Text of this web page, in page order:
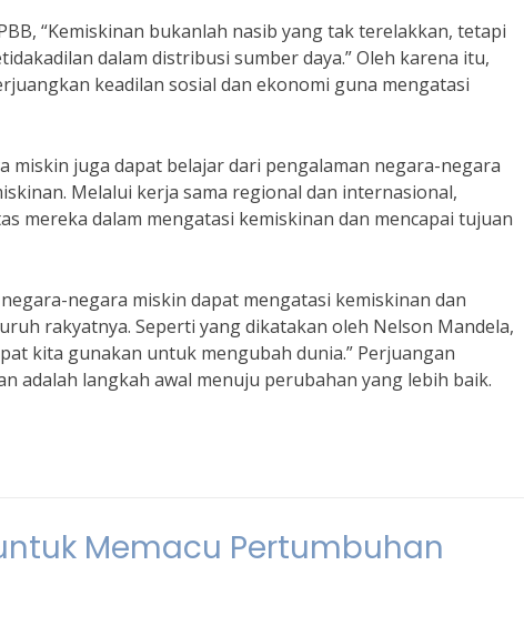
“Kemiskinan bukanlah nasib yang tak terelakkan, tetapi
dalam distribusi sumber daya.” Oleh karena itu,
keadilan sosial dan ekonomi guna mengatasi
miskin juga dapat belajar dari pengalaman negara-negara
Melalui kerja sama regional dan internasional,
mereka dalam mengatasi kemiskinan dan mencapai tujuan
negara miskin dapat mengatasi kemiskinan dan
rakyatnya. Seperti yang dikatakan oleh Nelson Mandela,
kita gunakan untuk mengubah dunia.” Perjuangan
adalah langkah awal menuju perubahan yang lebih baik.
Memacu Pertumbuhan